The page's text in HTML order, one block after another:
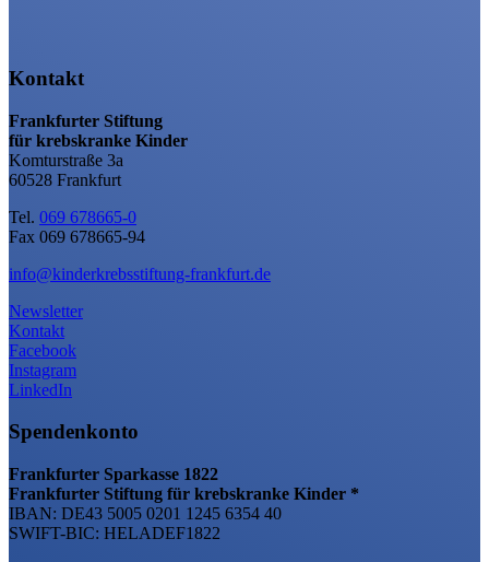
Kontakt
Frankfurter Stiftung
für krebskranke Kinder
Komturstraße 3a
60528 Frankfurt
Tel. 069 678665-0
Fax 069 678665-94
info@kinderkrebsstiftung-frankfurt.de
Newsletter
Kontakt
Facebook
Instagram
LinkedIn
Spendenkonto
Frankfurter Sparkasse 1822
Frankfurter Stiftung für krebskranke Kinder *
IBAN: DE43 5005 0201 1245 6354 40
SWIFT-BIC: HELADEF1822